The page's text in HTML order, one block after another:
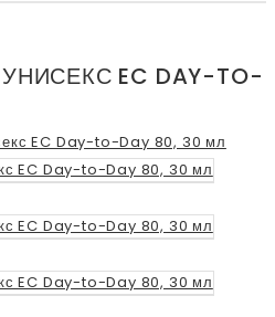
EC DAY-TO-